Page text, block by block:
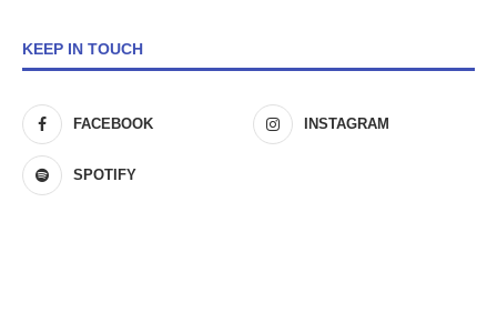
KEEP IN TOUCH
FACEBOOK INSTAGRAM
SPOTIFY